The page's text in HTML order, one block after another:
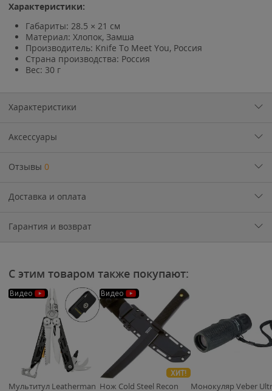
Характеристики:
Габариты: 28.5 × 21 см
Материал: Хлопок, Замша
Производитель: Knife To Meet You, Россия
Страна производства: Россия
Вес: 30 г
Характеристики
Аксессуары
Отзывы 0
Доставка и оплата
Гарантия и возврат
С этим товаром также покупают:
Видео
Мультитул Leatherman
Видео
ХИТ!
Нож Cold Steel Recon Монокуляр Veber